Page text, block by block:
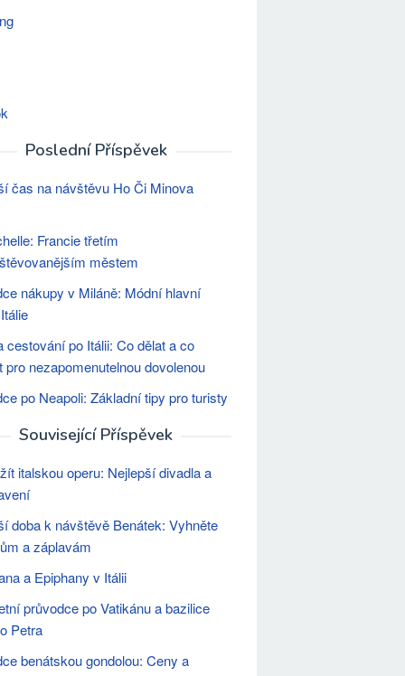
Poslední Příspěvek
čas na návštěvu Ho Či Minova
Francie třetím
městem
nákupy v Miláně: Módní hlavní
cestování po Itálii: Co dělat a co
pro nezapomenutelnou dovolenou
po Neapoli: Základní tipy pro turisty
Související Příspěvek
italskou operu: Nejlepší divadla a
doba k návštěvě Benátek: Vyhněte
a záplavám
a Epiphany v Itálii
průvodce po Vatikánu a bazilice
Petra
benátskou gondolou: Ceny a